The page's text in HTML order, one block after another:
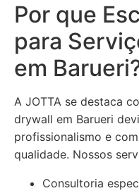
Por que
para
em
A JOTTA se destaca
drywall em Barueri
profissionalismo e
qualidade. Nossos
Consultoria